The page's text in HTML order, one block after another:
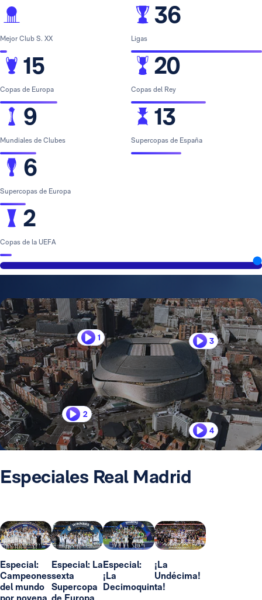
Mejor Club S. XX
15
Copas de Europa
9
Mundiales de Clubes
6
Supercopas de Europa
2
Copas de la UEFA
36
Ligas
20
Copas del Rey
13
Supercopas de España
1
2
3
4
Especiales Real Madrid
Especial:
Campeones
del mundo
Especial: La
sexta
Supercopa
Especial:
¡La
Decimoquinta!
¡La
Undécima!